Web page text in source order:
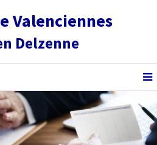
Valenciennes
Delzenne